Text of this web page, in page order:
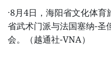
·8月4日，海阳省文化体
省武术门派与法国塞纳-圣
会。（越通社-VNA）